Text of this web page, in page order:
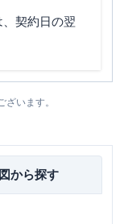
契約日の翌
います。
から探す